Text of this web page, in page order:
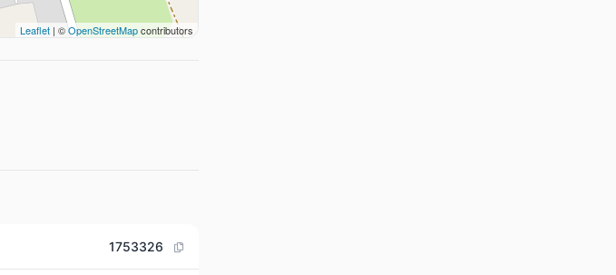
Leaflet | ©OpenStreetMapcontributors
1753326